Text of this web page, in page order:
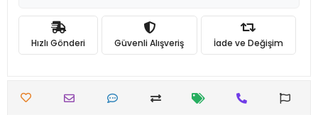
Hızlı Gönderi Güvenli Alışveriş İade ve Değişim